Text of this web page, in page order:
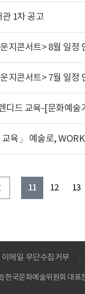
1차 공고
지콘서트> 8월 일정
지콘서트> 7월 일정
디드 교육-[문화예술
교육」 예술로,
11 12 13
메일 무단수집거부
한국문화예술위원회 대표